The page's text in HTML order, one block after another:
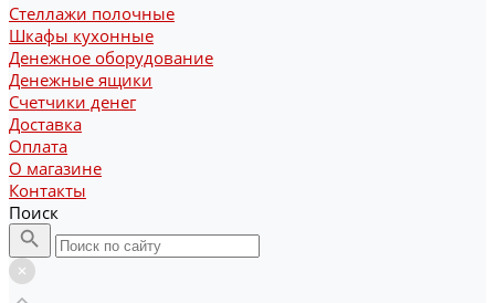
Стеллажи полочные
Шкафы кухонные
Денежное оборудование
Денежные ящики
Счетчики денег
Доставка
Оплата
О магазине
Контакты
Поиск